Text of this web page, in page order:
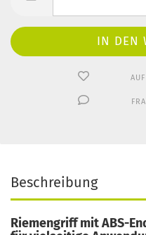
Beschreibung
Riemengriff mit ABS-